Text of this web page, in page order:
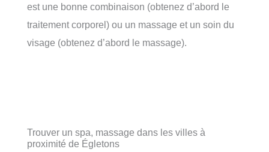
est une bonne combinaison (obtenez d’abord le
traitement corporel) ou un massage et un soin du
visage (obtenez d’abord le massage).
Trouver un spa, massage dans les villes à
proximité de Égletons